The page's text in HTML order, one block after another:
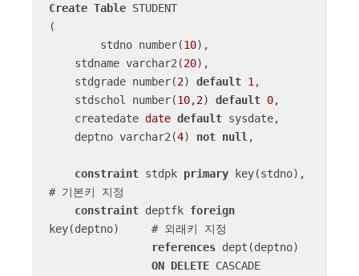
Create Table STUDENT
(
	stdno number(
10),
    stdname varchar2(
20),
    stdgrade number(
2) default 1 ,
    stdschol number(
10,2) default 0,
    createdate
date default sysdate,
    deptno varchar2(
4) not null ,
constraint stdpk primary key(stdno),
# 기본키 지정
constraint deptfk foreign
key(deptno)	# 외래키 지정
references dept(deptno)
ON DELETE CASCADE